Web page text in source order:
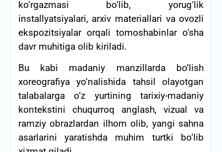
ko‘rgazmasi bo‘lib, yorug‘lik
installyatsiyalari, arxiv materiallari va ovozli
ekspozitsiyalar orqali tomoshabinlar o‘sha
davr muhitiga olib kiriladi.
Bu kabi madaniy manzillarda bo’lish
xoreografiya yo‘nalishida tahsil olayotgan
talabalarga o‘z yurtining tarixiy-madaniy
kontekstini chuqurroq anglash, vizual va
ramziy obrazlardan ilhom olib, yangi sahna
asarlarini yaratishda muhim turtki bo‘lib